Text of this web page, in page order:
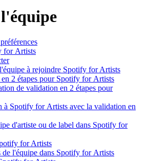
for Artists
à rejoindre Spotify for Artists
2 étapes pour Spotify for Artists
de validation en 2 étapes pour
à Spotify for Artists avec la validation en
d'artiste ou de label dans Spotify for
for Artists
de l'équipe dans Spotify for Artists